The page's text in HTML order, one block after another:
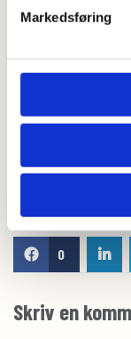
Markedsføring
min til de har fått en
5. Avkjøl bollene på
0
Skriv en